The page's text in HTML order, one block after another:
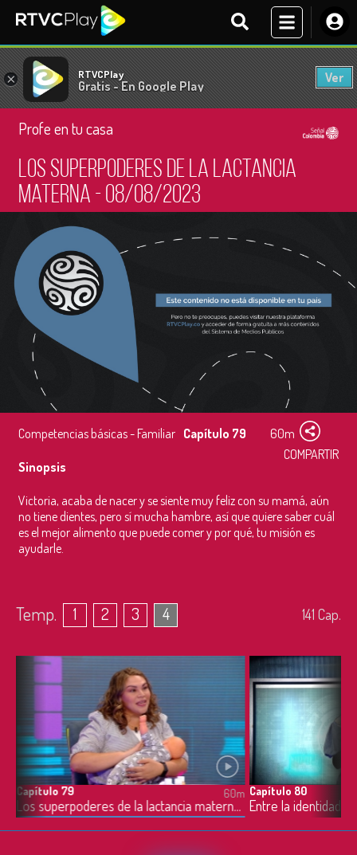
× RTVCPlay
Gratis - En Google Play
Ver
Profe en tu casa
Los superpoderes de la lactancia
materna - 08/08/2023
Competencias básicas - Familiar Capítulo 79
60m
COMPARTIR
Sinopsis
Victoria, acaba de nacer y se siente muy feliz con su mamá, aún
no tiene dientes, pero sí mucha hambre, así que quiere saber cuál
es el mejor alimento que puede comer y por qué, tu misión es
ayudarle.
Temp. 1 2 3 4 141 Cap.
Capítulo 79
Los superpoderes de la lactancia materna - 08/08/2023
60m Capítulo 80